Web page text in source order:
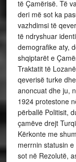
të Çamërisë. Të
deri më sot ka
vazhdimsi të
të ndryshuar
demografike aty,
shqiptarët e
Traktatit të
qeverisë turke
anoncuat dhe ju,
1924 protestone
përballë Politisit,
çamëve drejt
Kërkonte me
merrnin statusin
sot në Rezolutë,